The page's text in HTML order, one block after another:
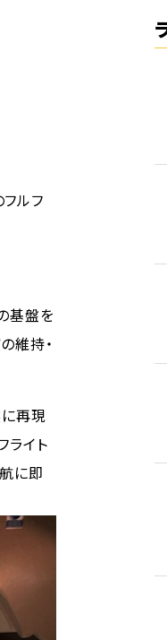
ルフ
基盤を
維持・
再現
ライト
に即